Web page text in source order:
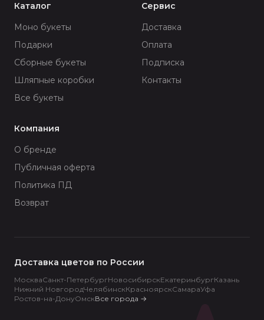
Каталог
Моно букеты
Подарки
Сборные букеты
Шляпные коробки
Все букеты
Сервис
Доставка
Оплата
Подписка
Контакты
Компания
О бренде
Публичная оферта
Политика ПД
Возврат
Доставка цветов по России
МоскваСанкт-ПетербургНовосибирскЕкатеринбургКазань
Нижний НовгородЧелябинскКрасноярскСамараУфа
Ростов-на-ДонуОмскВсе города →